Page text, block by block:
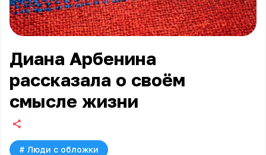
Диана Арбенина
рассказала о своём
смысле жизни
# Люди с обложки